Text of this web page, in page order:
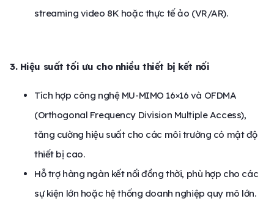
streaming video 8K hoặc thực tế ảo (VR/AR).
3. Hiệu suất tối ưu cho nhiều thiết bị kết nối
Tích hợp công nghệ MU-MIMO 16×16 và OFDMA
(Orthogonal Frequency Division Multiple Access),
tăng cường hiệu suất cho các môi trường có mật độ
thiết bị cao.
Hỗ trợ hàng ngàn kết nối đồng thời, phù hợp cho các
sự kiện lớn hoặc hệ thống doanh nghiệp quy mô lớn.